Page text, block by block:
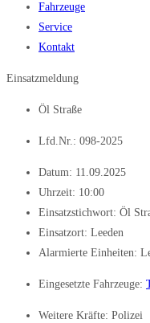
Fahrzeuge
Service
Kontakt
Einsatzmeldung
Öl Straße
Lfd.Nr.: 098-2025
Datum: 11.09.2025
Uhrzeit: 10:00
Einsatzstichwort: Öl
Einsatzort: Leeden
Alarmierte Einheiten:
Eingesetzte Fahrzeuge:
Weitere Kräfte: Polizei